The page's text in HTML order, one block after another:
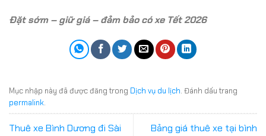
Đặt sớm – giữ giá – đảm bảo có xe Tết 2026
Mục nhập này đã được đăng trong Dịch vụ du lịch. Đánh dấu trang
permalink.
Thuê xe Bình Dương đi Sài
Bảng giá thuê xe tại bình